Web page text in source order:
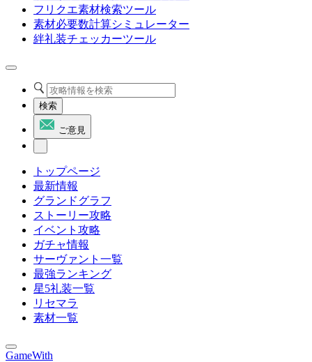
フリクエ素材検索ツール
素材必要数計算シミュレーター
絆礼装チェッカーツール
検索
ご意見
トップページ
最新情報
グランドグラフ
ストーリー攻略
イベント攻略
ガチャ情報
サーヴァント一覧
最強ランキング
星5礼装一覧
リセマラ
素材一覧
GameWith